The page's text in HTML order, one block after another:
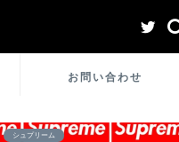
お問い合わせ
シュプリーム